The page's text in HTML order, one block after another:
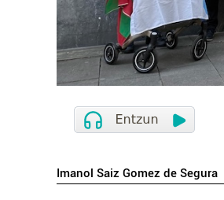
Imanol Saiz Gomez de Segura